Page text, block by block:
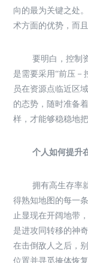
向的最为关键之处
术方面的优势，而
要明白，控制
是需要采用“前压－
员在资源点临近区
的态势，随时准备
样，才能够稳稳地
个人如何提升
拥有高生存率
得熟知地图的每一
止显现在开阔地带
是进攻同转移的神
在击倒敌人之后，
位置并寻觅掩体恢